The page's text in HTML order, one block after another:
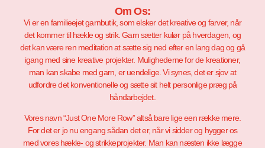
Om Os:
Vi er en familieejet garnbutik, som elsker det kreative og farver, når
det kommer til hækle og strik. Garn sætter kulør på hverdagen, og
det kan være ren meditation at sætte sig ned efter en lang dag og gå
igang med sine kreative projekter. Mulighederne for de kreationer,
man kan skabe med garn, er uendelige. Vi synes, det er sjov at
udfordre det konventionelle og sætte sit helt personlige præg på
håndarbejdet.
Vores navn “Just One More Row” altså bare lige een række mere.
For det er jo nu engang sådan det er, når vi sidder og hygger os
med vores hækle- og strikkeprojekter. Man kan næsten ikke lægge